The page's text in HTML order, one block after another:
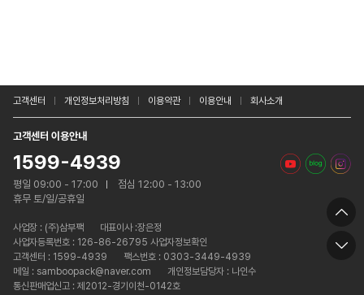
고객센터 개인정보처리방침 이용약관 이용안내 회사소개
고객센터 이용안내
1599-4939
평일 09:00 - 17:00
점심 12:00 - 13:00
휴무 토/일/공휴일
사업장 : (주)삼부팩
대표이사 :장은정
사업자등록번호 : 126-86-26795 사업자정보확인
고객센터 : 1599-4939
팩스번호 : 0303-3449-4939
메일 : samboopack@naver.com
개인정보담당자 : 나인수
통신판매업신고 : 제2012-경기이천-0142호